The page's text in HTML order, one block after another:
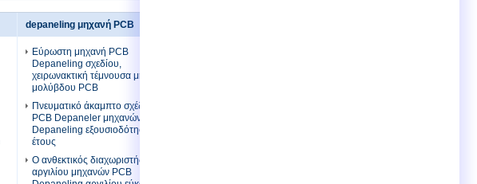
depaneling μηχανή PCB
Εύρωστη μηχανή PCB
Depaneling σχεδίου,
χειρωνακτική τέμνουσα μηχανή
μολύβδου PCB
Πνευματικό άκαμπτο σχέδιο
PCB Depaneler μηχανών PCB
Depaneling εξουσιοδότηση 1
έτους
Ο ανθεκτικός διαχωριστής PCB
αργιλίου μηχανών PCB